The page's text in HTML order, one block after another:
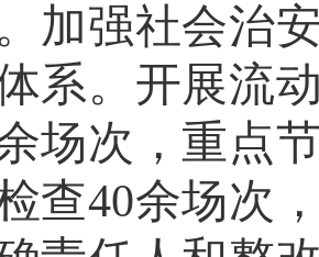
加强社会治
系。 开展流
场次 ， 重点
查40余场次